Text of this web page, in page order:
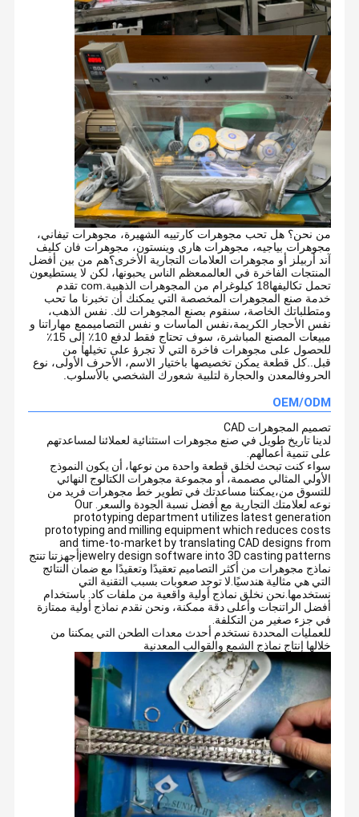
من نحن؟ هل تحب مجوهرات كارتييه الشهيرة، مجوهرات تيفاني،
مجوهرات بياجيه، مجوهرات هاري وينستون، مجوهرات فان كليف
آند أربيلز أو مجوهرات العلامات التجارية الأخرى؟هم من بين أفضل
المنتجات الفاخرة في العالممعظم الناس يحبونها، لكن لا يستطيعون
تحمل تكاليفها18 كيلوغرام من المجوهرات الذهبية
.com تقدم
خدمة صنع المجوهرات المخصصة التي يمكنك أن تخبرنا ما تحب
ومتطلباتك الخاصة، سنقوم بصنع المجوهرات لك. نفس الذهب،
نفس الأحجار الكريمة،نفس الماسات و نفس التصاميممع مهاراتنا و
مبيعات المصنع المباشرة، سوف تحتاج فقط لدفع 10٪ إلى 15٪
للحصول على مجوهرات فاخرة التي لا تجرؤ على تخيلها من
قبل..كل قطعة يمكن تخصيصها باختيار الاسم، الأحرف الأولى، نوع
الحروفالمعدن والحجارة لتلبية شعورك الشخصي بالأسلوب.
OEM/ODM
تصميم المجوهرات CAD
لدينا تاريخ طويل في صنع مجوهرات استثنائية لعملائنا لمساعدتهم
على تنمية أعمالهم.
سواء كنت تبحث لخلق قطعة واحدة من نوعها، أن يكون النموذج
الأولي المثالي مصممة، أو مجموعة مجوهرات الكتالوج النهائي
للتسوق من،يمكننا مساعدتك في تطوير خط مجوهرات فريد من
نوعه لعلامتك التجارية مع أفضل نسبة الجودة والسعر. Our
prototyping department utilizes latest generation
prototyping and milling equipment which reduces costs
and time-to-market by translating CAD designs from
jewelry design software into 3D casting patternsأجهزتنا تنتج
نماذج مجوهرات من أكثر التصاميم تعقيدًا وتعقيدًا مع ضمان النتائج
التي هي مثالية هندسيًا.لا توجد صعوبات بسبب التقنية التي
نستخدمها.نحن نخلق نماذج أولية واقعية من ملفات كاد. باستخدام
أفضل الراتنجات وأعلى دقة ممكنة، ونحن نقدم نماذج أولية ممتازة
في جزء صغير من التكلفة.
للعمليات المحددة نستخدم أحدث معدات الطحن التي يمكننا من
خلالها إنتاج نماذج الشمع والقوالب المعدنية